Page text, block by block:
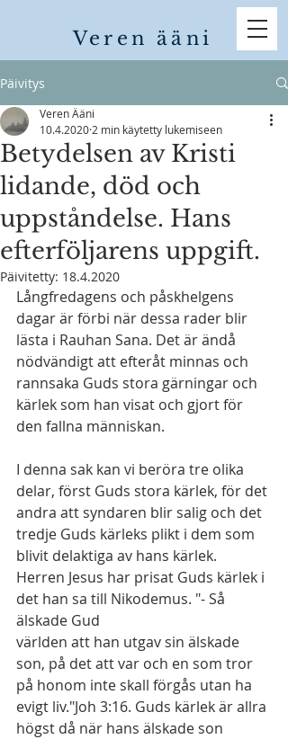
Veren ääni
Päivitys
Betydelsen av Kristi
lidande, död och
uppståndelse. Hans
efterföljarens uppgift.
Veren Ääni
10.4.2020 2 min käytetty lukemiseen
Päivitetty: 18.4.2020
Långfredagens och påskhelgens
dagar är förbi när dessa rader blir
lästa i Rauhan Sana. Det är ändå
nödvändigt att efteråt minnas och
rannsaka Guds stora gärningar och
kärlek som han visat och gjort för
den fallna människan.
I denna sak kan vi beröra tre olika
delar, först Guds stora kärlek, för det
andra att syndaren blir salig och det
tredje Guds kärleks plikt i dem som
blivit delaktiga av hans kärlek.
Herren Jesus har prisat Guds kärlek i
det han sa till Nikodemus. "- Så
älskade Gud
världen att han utgav sin älskade
son, på det att var och en som tror
på honom inte skall förgås utan ha
evigt liv."Joh 3:16. Guds kärlek är allra
högst då när hans älskade son